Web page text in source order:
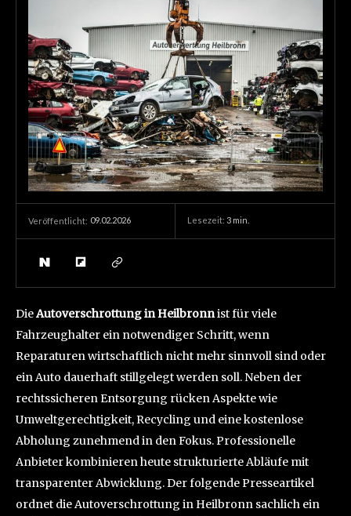
Veröffentlicht: 09.02.2026 Lesezeit: 3 min.
DieAutoverschrottung in Heilbronnist für viele
Fahrzeughalter ein notwendiger Schritt, wenn
Reparaturen wirtschaftlich nicht mehr sinnvoll sind oder
ein Auto dauerhaft stillgelegt werden soll. Neben der
rechtssicheren Entsorgung rücken Aspekte wie
Umweltgerechtigkeit, Recycling und eine kostenlose
Abholung zunehmend in den Fokus. Professionelle
Anbieter kombinieren heute strukturierte Abläufe mit
transparenter Abwicklung. Der folgende Presseartikel
ordnet die Autoverschrottung in Heilbronn sachlich ein